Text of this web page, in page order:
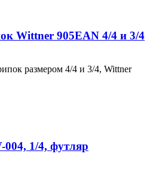
Wittner 905EAN 4/4 и 3/4
размером 4/4 и 3/4, Wittner
1/4, футляр